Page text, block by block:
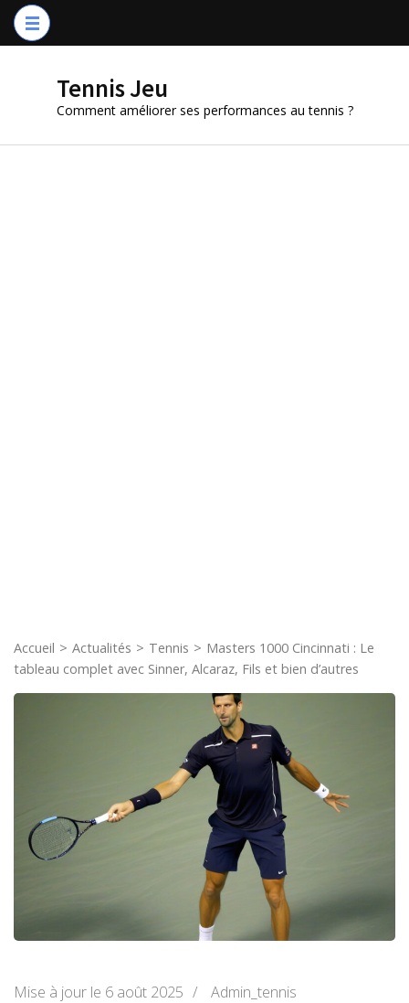
Aller
au
(PressezTennis Jeu
Comment améliorer ses performances au tennis ?
Accueil > Actualités > Tennis > Masters 1000 Cincinnati : Le
tableau complet avec Sinner, Alcaraz, Fils et bien d’autres
Mise à jour le 6 août 2025 / Admin_tennis